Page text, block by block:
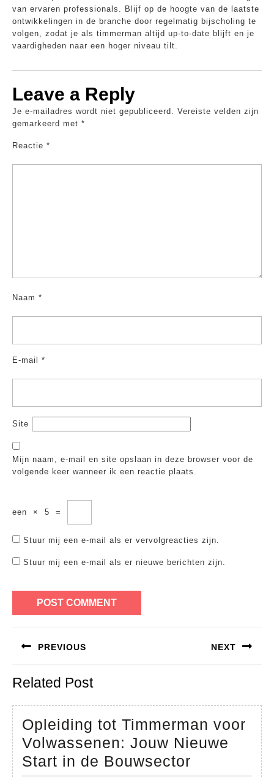
van ervaren professionals. Blijf op de hoogte van de laatste
ontwikkelingen in de branche door regelmatig bijscholing te
volgen, zodat je als timmerman altijd up-to-date blijft en je
vaardigheden naar een hoger niveau tilt.
Leave a Reply
Je e-mailadres wordt niet gepubliceerd. Vereiste velden zijn
gemarkeerd met *
Reactie *
Naam *
E-mail *
Site
Mijn naam, e-mail en site opslaan in deze browser voor de
volgende keer wanneer ik een reactie plaats.
een × 5 =
Stuur mij een e-mail als er vervolgreacties zijn.
Stuur mij een e-mail als er nieuwe berichten zijn.
navigatie
PREVIOUS
post:
NEXT
Related Post
Opleiding tot Timmerman voor
Volwassenen: Jouw Nieuwe
Start in de Bouwsector